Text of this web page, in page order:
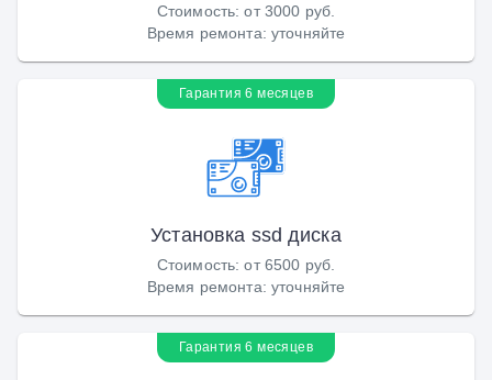
Стоимость:от 3000 руб.
Время ремонта: уточняйте
Гарантия 6 месяцев
Установка ssd диска
Стоимость:от 6500 руб.
Время ремонта: уточняйте
Гарантия 6 месяцев